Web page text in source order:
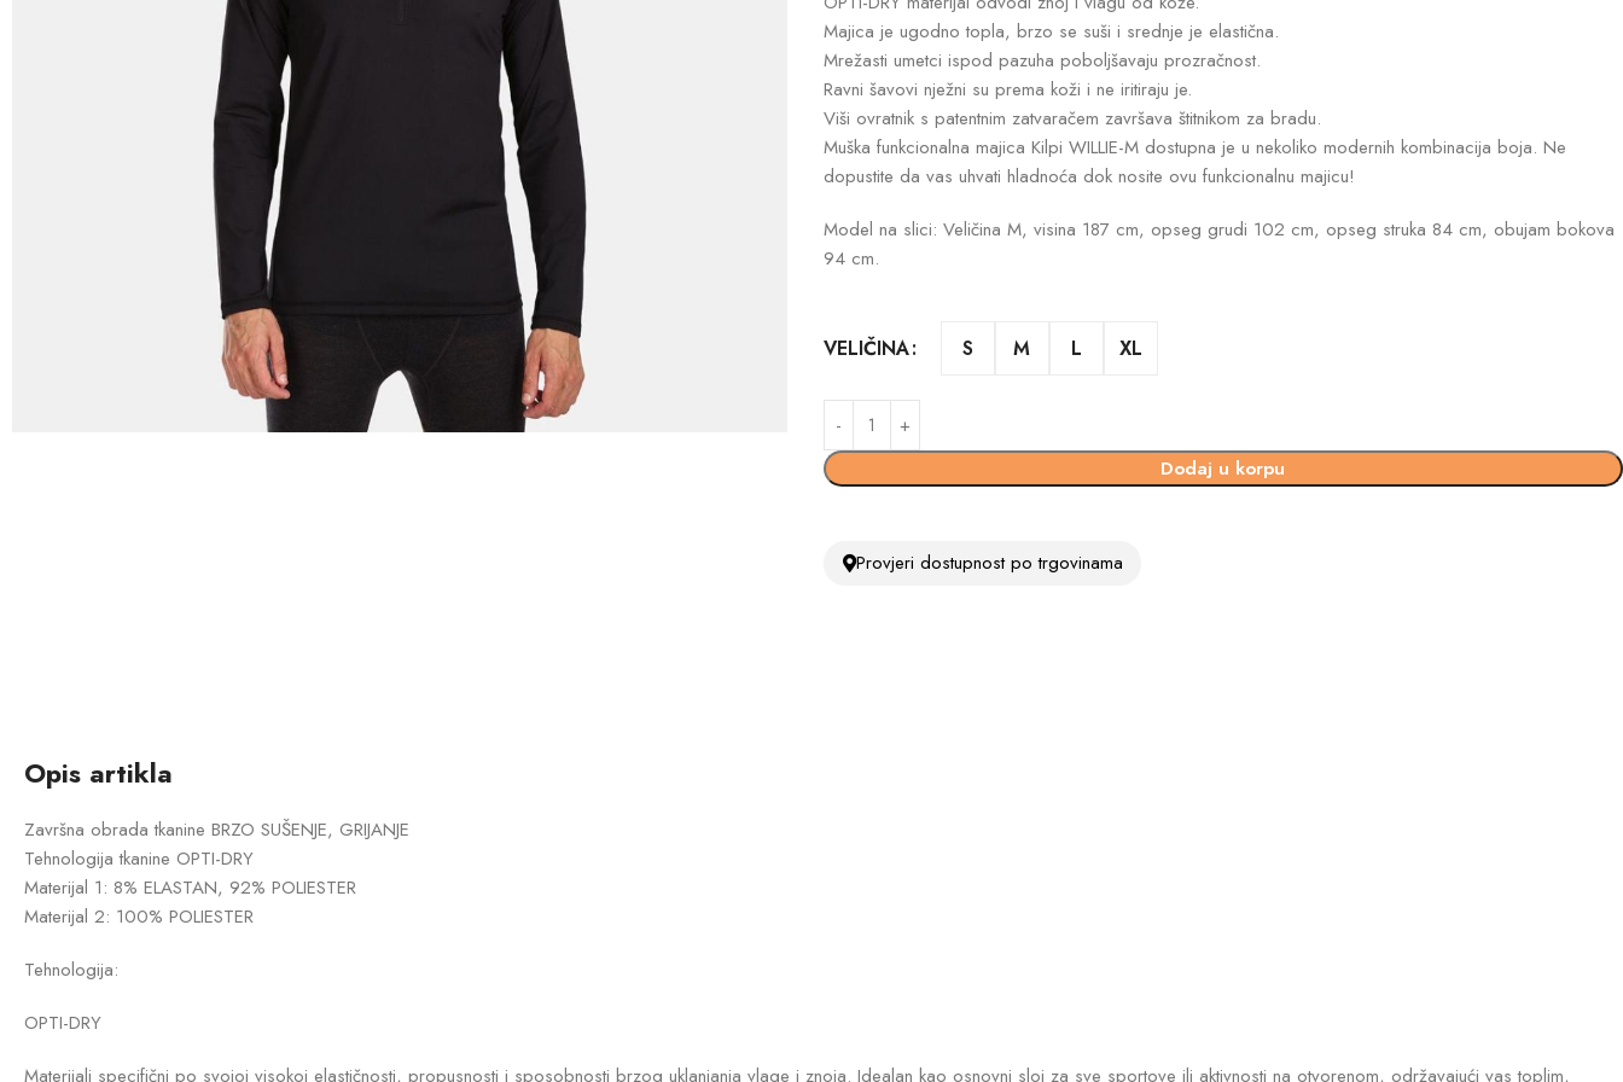
Majica je ugodno topla, brzo se suši i srednje je elastična.
Mrežasti umetci ispod pazuha poboljšavaju prozračnost.
Ravni šavovi nježni su prema koži i ne iritiraju je.
Viši ovratnik s patentnim zatvaračem završava štitnikom za bradu.
Muška funkcionalna majica Kilpi WILLIE-M dostupna je u nekoliko modernih kombinacija boja. Ne
dopustite da vas uhvati hladnoća dok nosite ovu funkcionalnu majicu!
Model na slici: Veličina M, visina 187 cm, opseg grudi 102 cm, opseg struka 84 cm, obujam bokova
94 cm.
VELIČINA S M L XL
Dodaj u korpu
Provjeri dostupnost po trgovinama
Opis artikla
Završna obrada tkanine BRZO SUŠENJE, GRIJANJE
Tehnologija tkanine OPTI-DRY
Materijal 1: 8% ELASTAN, 92% POLIESTER
Materijal 2: 100% POLIESTER
Tehnologija:
OPTI-DRY
Materijali specifični po svojoj visokoj elastičnosti, propusnosti i sposobnosti brzog uklanjanja vlage i znoja. Idealan kao osnovni sloj za sve sportove ili aktivnosti na otvorenom, održavajući vas toplim,